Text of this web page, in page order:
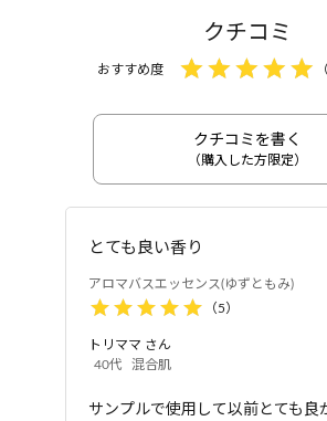
ミ油、オレンジ果皮油、トドマツ葉油
油、ベルガモット果実油、エタノール
コフェロール、エチルヘキシルグリセ
その際は規定量より薄めからお試し
熱いお湯での長風呂は疲労
も乾燥しやすくなります。
分程度、肩までつかる全身浴で、血
※お子さまが湯船につかる場合は長くても3分
入浴後にシャワーで洗い流
ますか？
アロマバスエッセンス
うるおい入
アロマバ
クチコミ
おすすめ度 （
クチコミを書く
（購入した方限定）
とても良い香り
アロマバスエッセンス(ゆずともみ)
（5）
トリママ さん
40代
混合肌
サンプルで使用して以前とても良